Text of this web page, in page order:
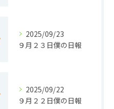
2025/09/23
９月２３日僕の日報
2025/09/22
９月２２日僕の日報